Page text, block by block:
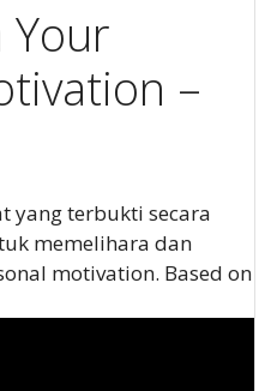
Your
–
yang terbukti secara
memelihara dan
motivation. Based on